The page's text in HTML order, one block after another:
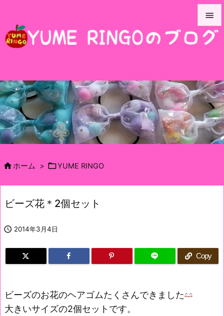



前へ

次へ

ホーム > YUME RINGO
ビーズ花＊2個セット
 2014年3月4日
Copy
ビーズのお花のヘアゴムたくさんできました
大きいサイズの2個セットです。